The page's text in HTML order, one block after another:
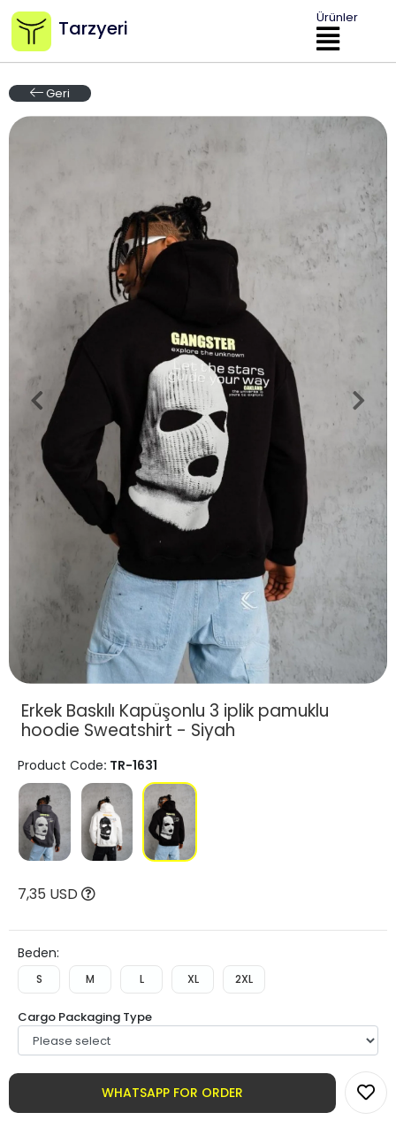
Tarzyeri Ürünler
Geri
Erkek Baskılı Kapüşonlu 3 iplik pamuklu
hoodie Sweatshirt - Siyah
Product Code: TR-1631
7,35 USD
Beden:
S M L XL 2XL
Cargo Packaging Type
WHATSAPP FOR ORDER